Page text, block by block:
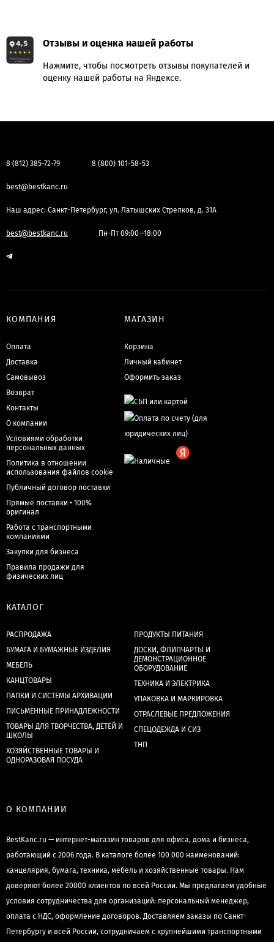
Отзывы и оценка нашей работы
Нажмите, чтобы посмотреть отзывы покупателей и
оценку нашей работы на Яндексе.
8 (812) 385-72-79 8 (800) 101-58-53
best@bestkanc.ru
Наш адрес: Санкт-Петербург, ул. Латышских Стрелков, д. 31А
best@bestkanc.ru Пн-Пт 09:00—18:00
КОМПАНИЯ
Оплата
Доставка
Самовывоз
Возврат
Контакты
О компании
Условиями обработки
персональных данных
Политика в отношении
использования файлов cookie
Публичный договор поставки
Прямые поставки • 100%
оригинал
Работа с транспортными
компаниями
Закупки для бизнеса
Правила продажи для
физических лиц
МАГАЗИН
Корзина
Личный кабинет
Оформить заказ
КАТАЛОГ
РАСПРОДАЖА
БУМАГА И БУМАЖНЫЕ ИЗДЕЛИЯ
МЕБЕЛЬ
КАНЦТОВАРЫ
ПАПКИ И СИСТЕМЫ АРХИВАЦИИ
ПИСЬМЕННЫЕ ПРИНАДЛЕЖНОСТИ
ТОВАРЫ ДЛЯ ТВОРЧЕСТВА, ДЕТЕЙ И
ШКОЛЫ
ХОЗЯЙСТВЕННЫЕ ТОВАРЫ И
ОДНОРАЗОВАЯ ПОСУДА
ПРОДУКТЫ ПИТАНИЯ
ДОСКИ, ФЛИПЧАРТЫ И
ДЕМОНСТРАЦИОННОЕ
ОБОРУДОВАНИЕ
ТЕХНИКА И ЭЛЕКТРИКА
УПАКОВКА И МАРКИРОВКА
ОТРАСЛЕВЫЕ ПРЕДЛОЖЕНИЯ
СПЕЦОДЕЖДА И СИЗ
ТНП
О КОМПАНИИ
BestKanc.ru — интернет-магазин товаров для офиса, дома и бизнеса,
работающий с 2006 года. В каталоге более 100 000 наименований:
канцелярия, бумага, техника, мебель и хозяйственные товары. Нам
доверяют более 20000 клиентов по всей России. Мы предлагаем удобные
условия сотрудничества для организаций: персональный менеджер,
оплата с НДС, оформление договоров. Доставляем заказы по Санкт-
Петербургу и всей России, сотрудничаем с крупнейшими транспортными